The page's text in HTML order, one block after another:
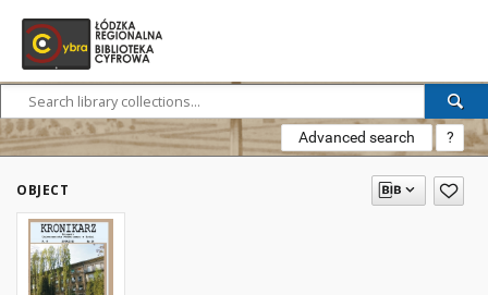
Advanced search ?
OBJECT